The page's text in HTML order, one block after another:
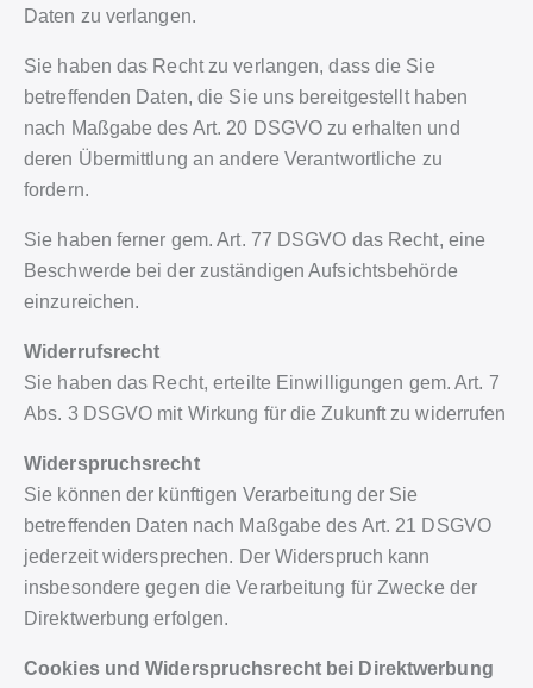
Daten zu verlangen.
Sie haben das Recht zu verlangen, dass die Sie
betreffenden Daten, die Sie uns bereitgestellt haben
nach Maßgabe des Art. 20 DSGVO zu erhalten und
deren Übermittlung an andere Verantwortliche zu
fordern.
Sie haben ferner gem. Art. 77 DSGVO das Recht, eine
Beschwerde bei der zuständigen Aufsichtsbehörde
einzureichen.
Widerrufsrecht
Sie haben das Recht, erteilte Einwilligungen gem. Art. 7
Abs. 3 DSGVO mit Wirkung für die Zukunft zu widerrufen
Widerspruchsrecht
Sie können der künftigen Verarbeitung der Sie
betreffenden Daten nach Maßgabe des Art. 21 DSGVO
jederzeit widersprechen. Der Widerspruch kann
insbesondere gegen die Verarbeitung für Zwecke der
Direktwerbung erfolgen.
Cookies und Widerspruchsrecht bei Direktwerbung